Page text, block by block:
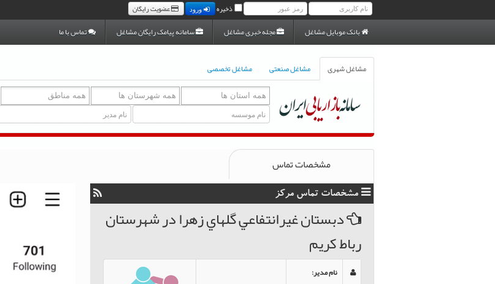
ذخیره ورود عضویت رایگان
بانک موبایل مشاغل مجله خبری مشاغل سامانه پیامک رایگان مشاغل تماس با ما
مشاغل شهری مشاغل صنعتی مشاغل تخصصی
مشخصات تماس
مشخصات تماس مرکز
دبستان غيرانتفاعي گلهاي زهرا در شهرستان
رباط کریم
نام مدیر: